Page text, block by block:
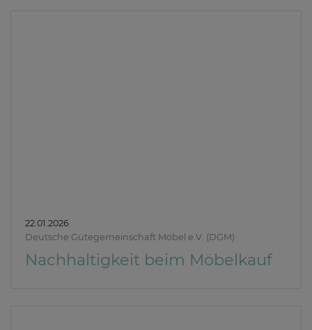
22.01.2026
Deutsche Gütegemeinschaft Möbel e.V. (DGM)
Nachhaltigkeit beim Möbelkauf